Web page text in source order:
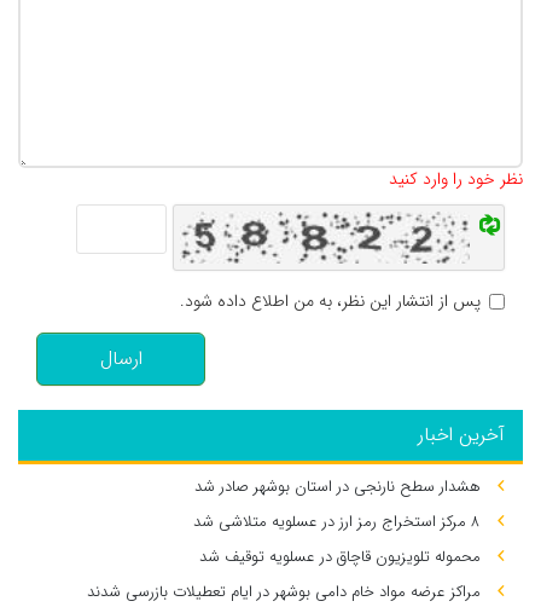
نظر خود را وارد کنید
پس از انتشار این نظر، به من اطلاع داده شود.
ارسال
آخرین اخبار
هشدار سطح نارنجی در استان بوشهر صادر شد
۸ مرکز استخراج رمز ارز در عسلویه متلاشی شد
محموله تلویزیون قاچاق در عسلویه توقیف شد
مراکز عرضه مواد خام دامی بوشهر در ایام تعطیلات بازرسی شدند